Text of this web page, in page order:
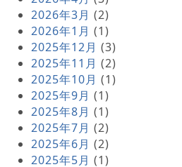
2026年3月 (2)
2026年1月 (1)
2025年12月 (3)
2025年11月 (2)
2025年10月 (1)
2025年9月 (1)
2025年8月 (1)
2025年7月 (2)
2025年6月 (2)
2025年5月 (1)